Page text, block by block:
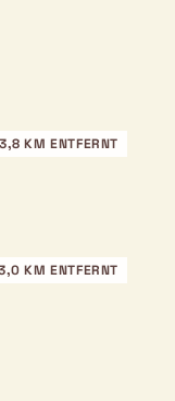
3,8 KM ENTFERNT
KM ENTFERNT